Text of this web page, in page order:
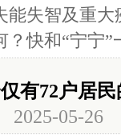
能失智及重
快和“宁宁”
有72户居
2025-05-26